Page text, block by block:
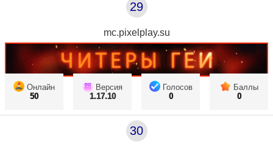
29
mc.pixelplay.su
Онлайн
50
Версия
1.17.10
Голосов
0
Баллы
0
30